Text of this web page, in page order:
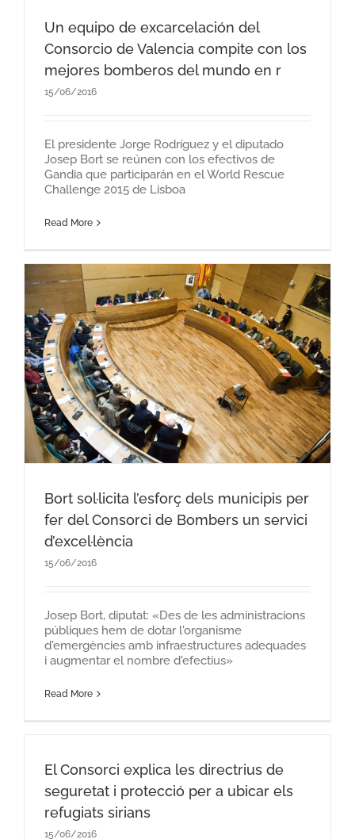
Un equipo de excarcelación del
Consorcio de Valencia compite con los
mejores bomberos del mundo en r
15/06/2016
El presidente Jorge Rodríguez y el diputado
Josep Bort se reúnen con los efectivos de
Gandia que participarán en el World Rescue
Challenge 2015 de Lisboa
Read More
Bort sol·licita l’esforç dels municipis per
fer del Consorci de Bombers un servici
d’excel·lència
15/06/2016
Josep Bort, diputat: «Des de les administracions
públiques hem de dotar l'organisme
d'emergències amb infraestructures adequades
i augmentar el nombre d'efectius»
Read More
El Consorci explica les directrius de
seguretat i protecció per a ubicar els
refugiats sirians
15/06/2016